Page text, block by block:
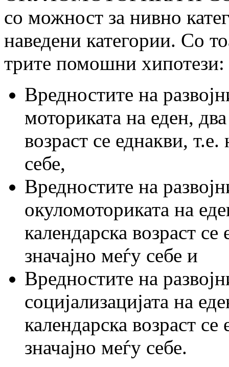
со можност за нивно
наведени категории. Со
трите помошни хипотези:
Вредностите на
моториката на еден,
возраст се еднакви, т.е.
себе,
Вредностите на
окуломоториката на
календарска возраст
значајно меѓу себе и
Вредностите на
социјализацијата на
календарска возраст
значајно меѓу себе.